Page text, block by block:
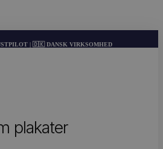
| 🇩🇰 DANSK VIRKSOMHED
plakater